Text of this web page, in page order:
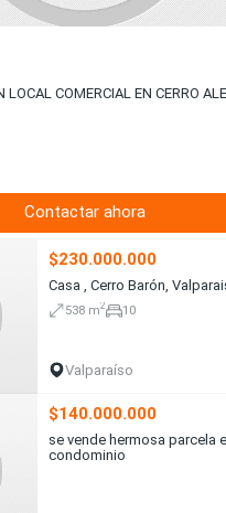
COMERCIAL EN CERRO
Contactar ahora
$230.000.000
Casa , Cerro Barón,
538 m2 10
Valparaíso
$140.000.000
se vende hermosa parcela
condominio